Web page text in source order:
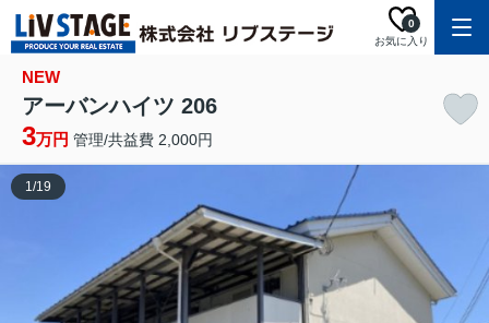
お気に入り
0
NEW
アーバンハイツ 206
3万円 管理/共益費 2,000円
1/19